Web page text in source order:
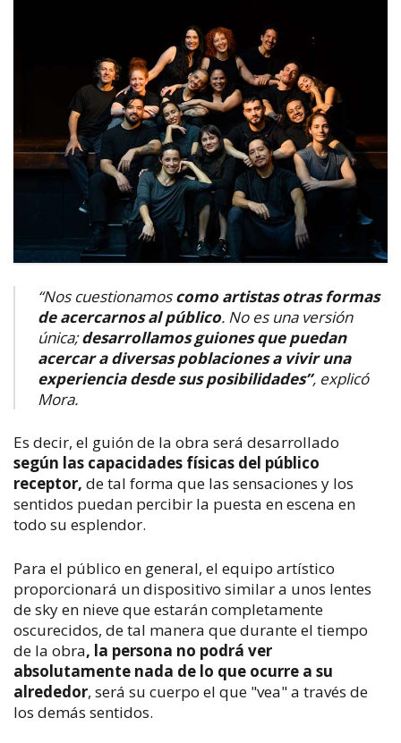
“Nos cuestionamoscomo artistas otras formas
de acercarnos al público. No es una versión
única;desarrollamos guiones que puedan
acercar a diversas poblaciones a vivir una
experiencia desde sus posibilidades”, explicó
Mora.
Es decir, el guión de la obra será desarrollado
según las capacidades físicas del público
receptor, de tal forma que las sensaciones y los
sentidos puedan percibir la puesta en escena en
todo su esplendor.
Para el público en general, el equipo artístico
proporcionará un dispositivo similar a unos lentes
de sky en nieve que estarán completamente
oscurecidos, de tal manera que durante el tiempo
de la obra, la persona no podrá ver
absolutamente nada de lo que ocurre a su
alrededor, será su cuerpo el que "vea" a través de
los demás sentidos.